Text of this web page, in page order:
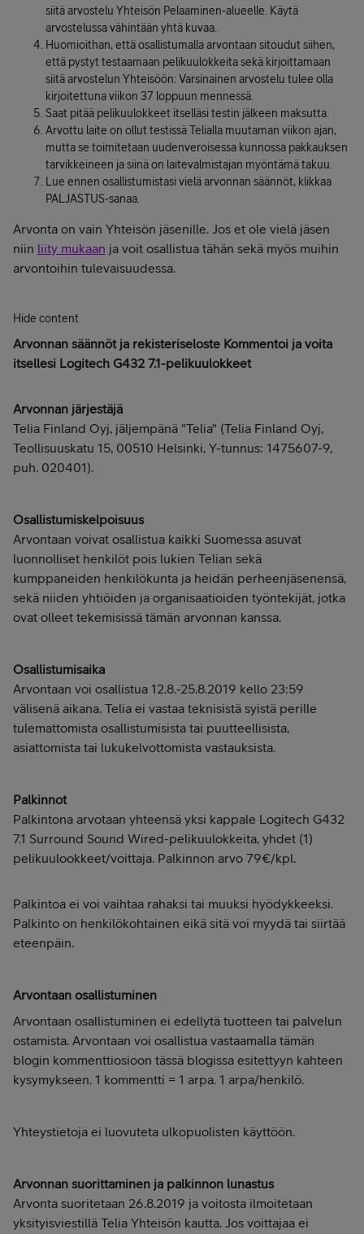
siitä arvostelu Yhteisön Pelaaminen-alueelle. Käytä
arvostelussa vähintään yhtä kuvaa.
Huomioithan, että osallistumalla arvontaan sitoudut siihen,
että pystyt testaamaan pelikuulokkeita sekä kirjoittamaan
siitä arvostelun Yhteisöön: Varsinainen arvostelu tulee olla
kirjoitettuna viikon 37 loppuun mennessä.
Saat pitää pelikuulokkeet itselläsi testin jälkeen maksutta.
Arvottu laite on ollut testissä Telialla muutaman viikon ajan,
mutta se toimitetaan uudenveroisessa kunnossa pakkauksen
tarvikkeineen ja siinä on laitevalmistajan myöntämä takuu.
Lue ennen osallistumistasi vielä arvonnan säännöt, klikkaa
PALJASTUS-sanaa.
Arvonta on vain Yhteisön jäsenille. Jos et ole vielä jäsen
niin liity mukaan ja voit osallistua tähän sekä myös muihin
arvontoihin tulevaisuudessa.
Hide content
Arvonnan säännöt ja rekisteriseloste Kommentoi ja voita
itsellesi Logitech G432 7.1-pelikuulokkeet
Arvonnan järjestäjä
Telia Finland Oyj, jäljempänä "Telia" (Telia Finland Oyj,
Teollisuuskatu 15, 00510 Helsinki, Y-tunnus: 1475607-9,
puh. 020401).
Osallistumiskelpoisuus
Arvontaan voivat osallistua kaikki Suomessa asuvat
luonnolliset henkilöt pois lukien Telian sekä
kumppaneiden henkilökunta ja heidän perheenjäsenensä,
sekä niiden yhtiöiden ja organisaatioiden työntekijät, jotka
ovat olleet tekemisissä tämän arvonnan kanssa.
Osallistumisaika
Arvontaan voi osallistua 12.8.-25.8.2019 kello 23:59
välisenä aikana. Telia ei vastaa teknisistä syistä perille
tulemattomista osallistumisista tai puutteellisista,
asiattomista tai lukukelvottomista vastauksista.
Palkinnot
Palkintona arvotaan yhteensä yksi kappale Logitech G432
7.1 Surround Sound Wired-pelikuulokkeita, yhdet (1)
pelikuulookkeet/voittaja. Palkinnon arvo 79€/kpl.
Palkintoa ei voi vaihtaa rahaksi tai muuksi hyödykkeeksi.
Palkinto on henkilökohtainen eikä sitä voi myydä tai siirtää
eteenpäin.
Arvontaan osallistuminen
Arvontaan osallistuminen ei edellytä tuotteen tai palvelun
ostamista. Arvontaan voi osallistua vastaamalla tämän
blogin kommenttiosioon tässä blogissa esitettyyn kahteen
kysymykseen. 1 kommentti = 1 arpa. 1 arpa/henkilö.
Yhteystietoja ei luovuteta ulkopuolisten käyttöön.
Arvonnan suorittaminen ja palkinnon lunastus
Arvonta suoritetaan 26.8.2019 ja voitosta ilmoitetaan
yksityisviestillä Telia Yhteisön kautta. Jos voittajaa ei